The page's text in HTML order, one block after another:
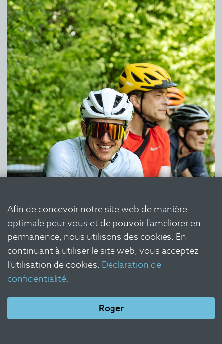
Afin de concevoir notre site web de manière
optimale pour vous et de pouvoir l'améliorer en
permanence, nous utilisons des cookies. En
continuant à utiliser le site web, vous acceptez
l'utilisation de cookies. Déclaration de
confidentialité.
Roger